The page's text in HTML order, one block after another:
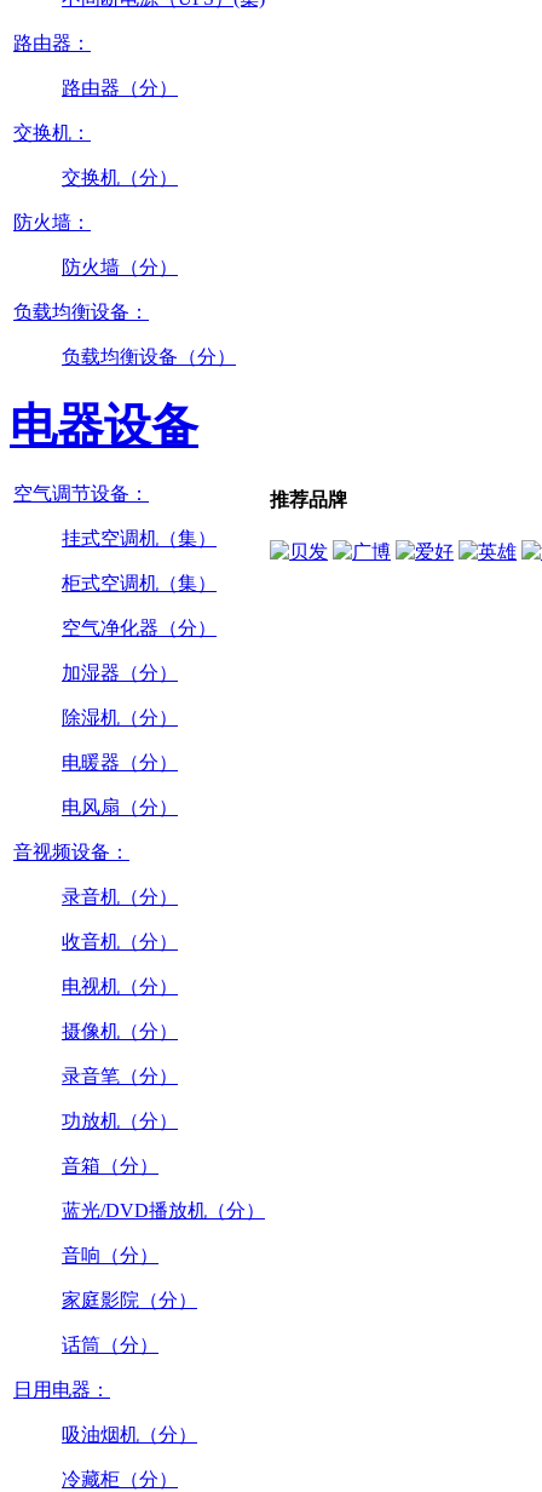
路由器：
路由器（分）
交换机：
交换机（分）
防火墙：
防火墙（分）
负载均衡设备：
负载均衡设备（分）
电器设备
空气调节设备：
挂式空调机（集）
柜式空调机（集）
空气净化器（分）
加湿器（分）
除湿机（分）
电暖器（分）
电风扇（分）
音视频设备：
录音机（分）
收音机（分）
电视机（分）
摄像机（分）
录音笔（分）
功放机（分）
音箱（分）
蓝光/DVD播放机（分）
音响（分）
家庭影院（分）
话筒（分）
日用电器：
吸油烟机（分）
冷藏柜（分）
推荐品牌